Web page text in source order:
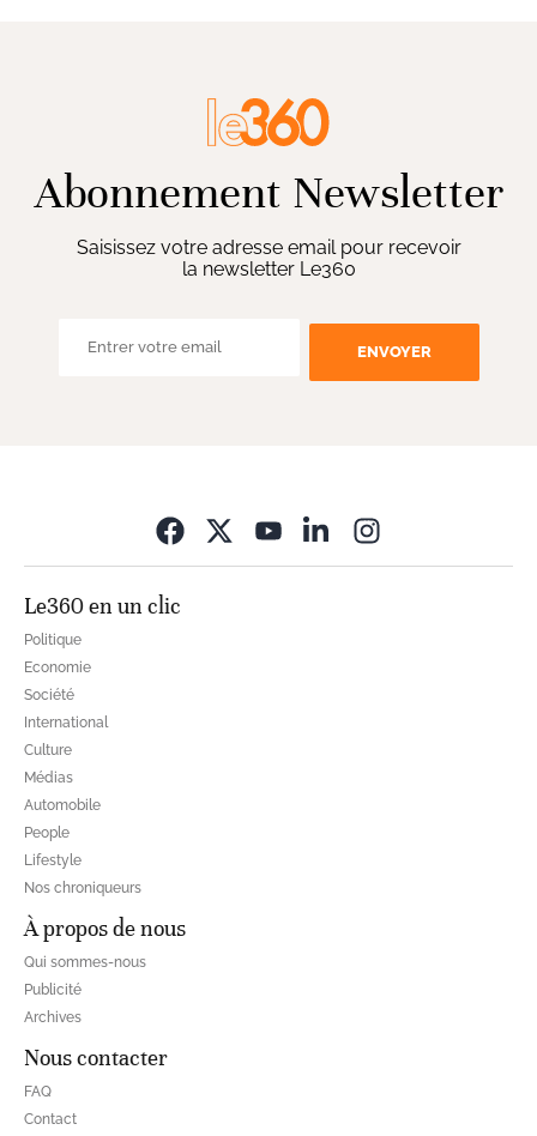
Abonnement Newsletter
Saisissez votre adresse email pour recevoir
la newsletter Le360
ENVOYER
Le360 en un clic
Politique
Economie
Société
International
Culture
Médias
Automobile
People
Lifestyle
Nos chroniqueurs
À propos de nous
Qui sommes-nous
Publicité
Archives
Nous contacter
FAQ
Contact